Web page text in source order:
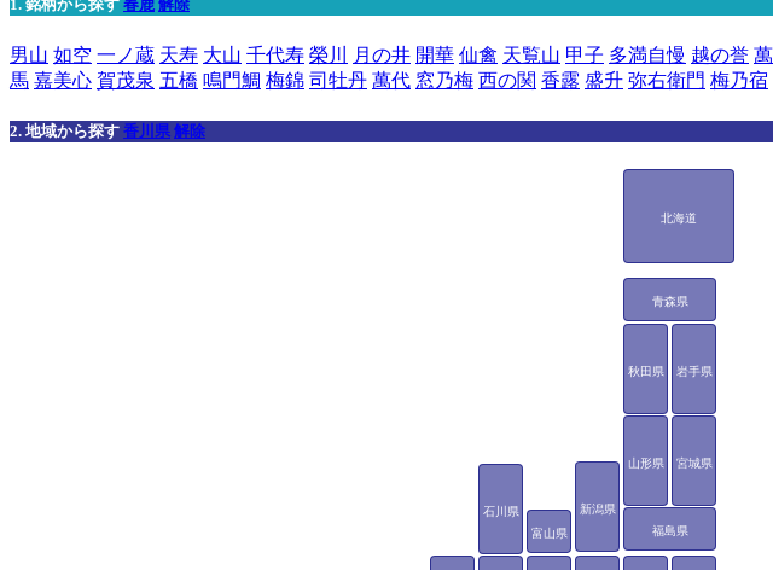
1. 銘柄から探す 春鹿 解除
男山 如空 一ノ蔵 天寿 大山 千代寿 榮川 月の井 開華 仙禽 天覧山 甲子 多満自慢 越の誉
馬 嘉美心 賀茂泉 五橋 鳴門鯛 梅錦 司牡丹 萬代 窓乃梅 西の関 香露 盛升 弥右衛門 梅乃宿
2. 地域から探す 香川県 解除
北海道
青森県
岩手県
宮城県
秋田県
山形県
福島県
新潟県
富山県
石川県